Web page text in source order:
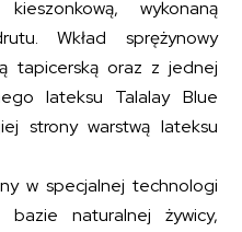
wykonaną
Wkład sprężynowy
tapicerską oraz z jednej
lateksu Talalay Blue
strony warstwą lateksu
w specjalnej technologi
bazie naturalnej żywicy,